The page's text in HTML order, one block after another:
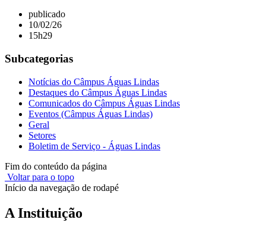
publicado
10/02/26
15h29
Subcategorias
Notícias do Câmpus Águas Lindas
Destaques do Câmpus Águas Lindas
Comunicados do Câmpus Águas Lindas
Eventos (Câmpus Águas Lindas)
Geral
Setores
Boletim de Serviço - Águas Lindas
Fim do conteúdo da página
Voltar para o topo
Início da navegação de rodapé
A Instituição